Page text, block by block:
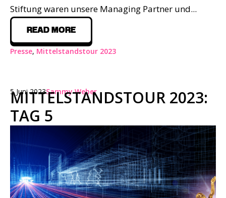
Stiftung waren unsere Managing Partner und...
READ MORE
Presse, Mittelstandstour 2023
MITTELSTANDSTOUR 2023:
TAG 5
5 Juni 2023Sammy Weber